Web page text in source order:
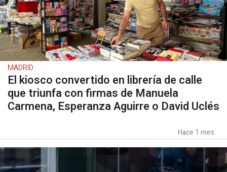
MADRID
El kiosco convertido en librería de calle
que triunfa con firmas de Manuela
Carmena, Esperanza Aguirre o David Uclés
Hace 1 mes